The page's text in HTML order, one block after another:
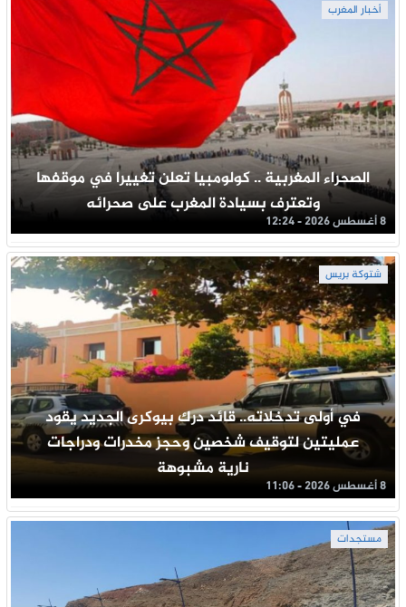
أخبار المغرب
الصحراء المغربية .. كولومبيا تعلن تغييرا في موقفها
وتعترف بسيادة المغرب على صحرائه
8 أغسطس 2026 - 12:24
شتوكة بريس
في أولى تدخلاته.. قائد درك بيوكرى الجديد يقود
عمليتين لتوقيف شخصين وحجز مخدرات ودراجات
نارية مشبوهة
8 أغسطس 2026 - 11:06
مستجدات